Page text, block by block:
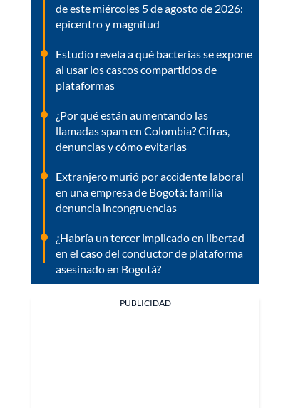
de este miércoles 5 de agosto de 2026:
epicentro y magnitud
Estudio revela a qué bacterias se expone
al usar los cascos compartidos de
plataformas
¿Por qué están aumentando las
llamadas spam en Colombia? Cifras,
denuncias y cómo evitarlas
Extranjero murió por accidente laboral
en una empresa de Bogotá: familia
denuncia incongruencias
¿Habría un tercer implicado en libertad
en el caso del conductor de plataforma
asesinado en Bogotá?
PUBLICIDAD